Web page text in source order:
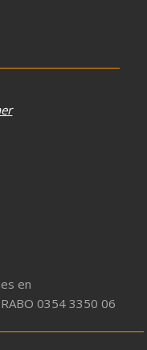
en
0354 3350 06